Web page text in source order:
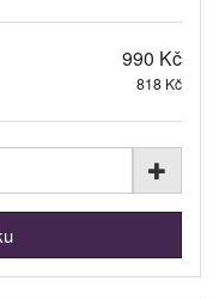
990 Kč
818 Kč